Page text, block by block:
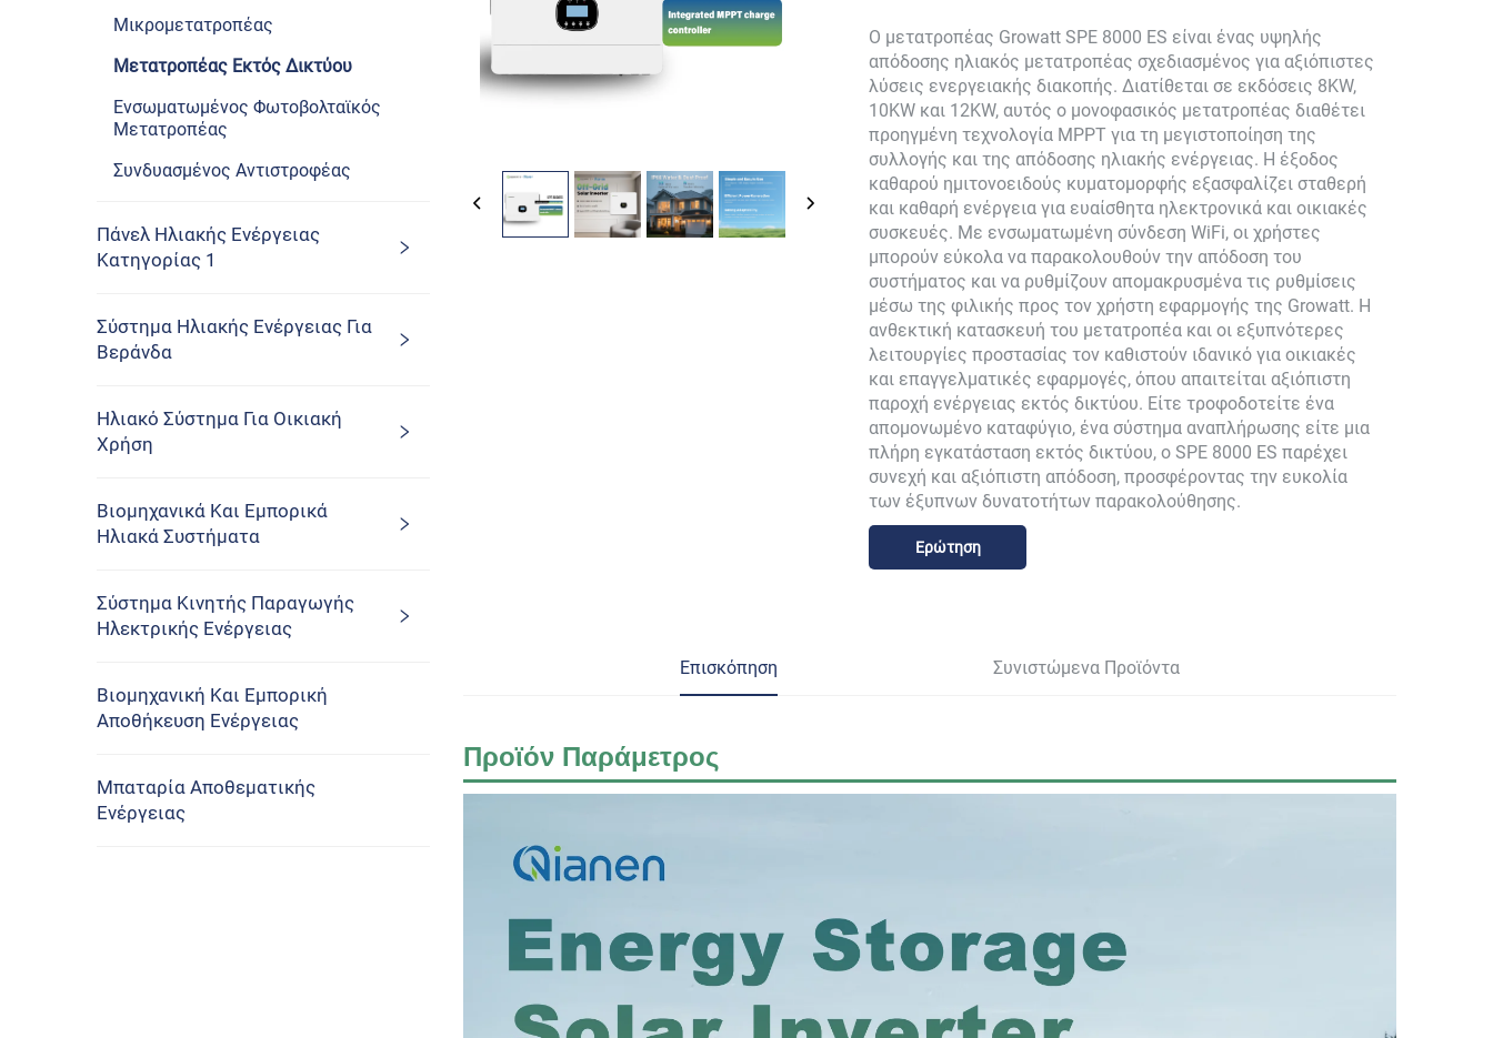
Μικρομετατροπέας
Μετατροπέας Εκτός Δικτύου
Ενσωματωμένος Φωτοβολταϊκός
Μετατροπέας
Συνδυασμένος Αντιστροφέας
Πάνελ Ηλιακής Ενέργειας
Κατηγορίας 1
Σύστημα Ηλιακής Ενέργειας Για
Βεράνδα
Ηλιακό Σύστημα Για Οικιακή
Χρήση
Βιομηχανικά Και Εμπορικά
Ηλιακά Συστήματα
Σύστημα Κινητής Παραγωγής
Ηλεκτρικής Ενέργειας
Βιομηχανική Και Εμπορική
Αποθήκευση Ενέργειας
Μπαταρία Αποθεματικής
Ενέργειας
Ο μετατροπέας Growatt SPE 8000 ES είναι ένας υψηλής
απόδοσης ηλιακός μετατροπέας σχεδιασμένος για αξιόπιστες
λύσεις ενεργειακής διακοπής. Διατίθεται σε εκδόσεις 8KW,
10KW και 12KW, αυτός ο μονοφασικός μετατροπέας διαθέτει
προηγμένη τεχνολογία MPPT για τη μεγιστοποίηση της
συλλογής και της απόδοσης ηλιακής ενέργειας. Η έξοδος
καθαρού ημιτονοειδούς κυματομορφής εξασφαλίζει σταθερή
και καθαρή ενέργεια για ευαίσθητα ηλεκτρονικά και οικιακές
συσκευές. Με ενσωματωμένη σύνδεση WiFi, οι χρήστες
μπορούν εύκολα να παρακολουθούν την απόδοση του
συστήματος και να ρυθμίζουν απομακρυσμένα τις ρυθμίσεις
μέσω της φιλικής προς τον χρήστη εφαρμογής της Growatt. Η
ανθεκτική κατασκευή του μετατροπέα και οι εξυπνότερες
λειτουργίες προστασίας τον καθιστούν ιδανικό για οικιακές
και επαγγελματικές εφαρμογές, όπου απαιτείται αξιόπιστη
παροχή ενέργειας εκτός δικτύου. Είτε τροφοδοτείτε ένα
απομονωμένο καταφύγιο, ένα σύστημα αναπλήρωσης είτε μια
πλήρη εγκατάσταση εκτός δικτύου, ο SPE 8000 ES παρέχει
συνεχή και αξιόπιστη απόδοση, προσφέροντας την ευκολία
των έξυπνων δυνατοτήτων παρακολούθησης.
Ερώτηση
Επισκόπηση Συνιστώμενα Προϊόντα
Προϊόν Παράμετρος